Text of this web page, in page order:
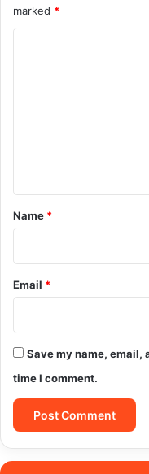
marked *
*
Name *
Email *
Save my name, email,
time I comment.